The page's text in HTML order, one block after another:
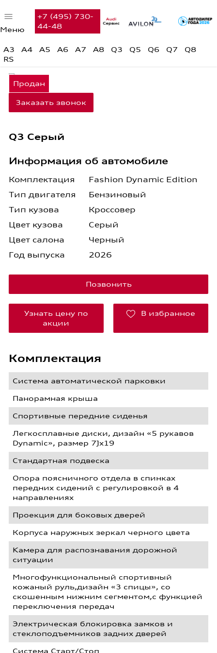
Меню
+7 (495) 730-
44-48
A3 A4 A5 A6 A7 A8 Q3 Q5 Q6 Q7
Q8
RS
Предложения недели
Финансовые услуги
Поиск
Заказать звонок
Q3 Серый
Информация об автомобиле
Комплектация
Fashion Dynamic Edition
Тип двигателя
Бензиновый
Тип кузова
Кроссовер
Цвет кузова
Серый
Цвет салона
Черный
Год выпуска
2026
Позвонить
Узнать цену по
акции
В избранное
Комплектация
Система автоматической парковки
Панорамная крыша
Спортивные передние сиденья
Легкосплавные диски, дизайн «5 рукавов
Dynamic», размер 7Jх19
Стандартная подвеска
Опора поясничного отдела в спинках
передних сидений с регулировкой в 4
направлениях
Проекция для боковых дверей
Корпуса наружных зеркал черного цвета
Kамера для распознавания дорожной
ситуации
Многофункциональный спортивный
кожаный руль,дизайн «3 спицы», со
скошенным нижним сегментом,с функцией
переключения передач
Электрическая блокировка замков и
стеклоподъемников задних дверей
Система Старт/Стоп